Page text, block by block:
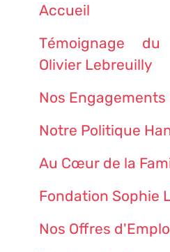
Accueil
Témoignage
Olivier Lebreuilly
Nos
Notre Politique
Au Cœur de la
Fondation Sophie
Nos Offres